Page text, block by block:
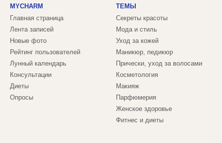
MYCHARM
Главная страница
Лента записей
Новые фото
Рейтинг пользователей
Лунный календарь
Консультации
Диеты
Опросы
ТЕМЫ
Секреты красоты
Мода и стиль
Уход за кожей
Маникюр, педикюр
Прически, уход за волосами
Косметология
Макияж
Парфюмерия
Женское здоровье
Фитнес и диеты